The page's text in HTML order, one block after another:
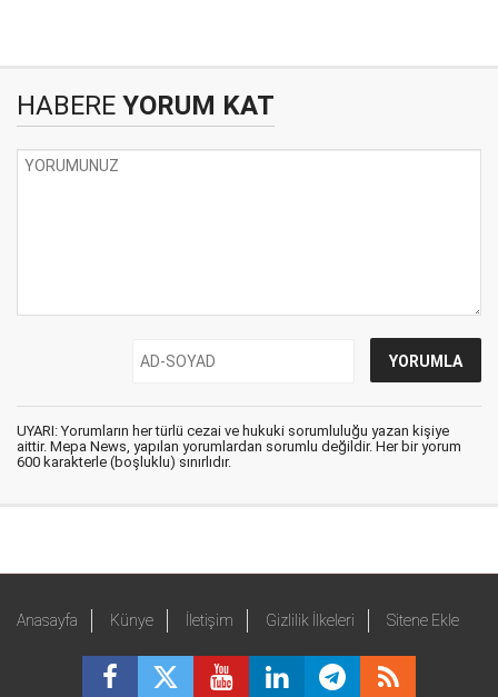
HABERE YORUM KAT
UYARI: Yorumların her türlü cezai ve hukuki sorumluluğu yazan kişiye
aittir. Mepa News, yapılan yorumlardan sorumlu değildir. Her bir yorum
600 karakterle (boşluklu) sınırlıdır.
Anasayfa Künye İletişim Gizlilik İlkeleri Sitene Ekle